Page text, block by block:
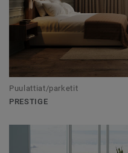
Puulattiat/parketit
PRESTIGE